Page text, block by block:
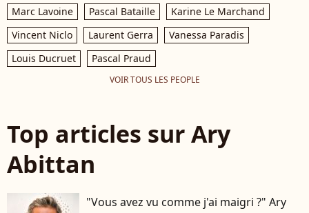
Marc Lavoine Pascal Bataille
Karine Le Marchand
Vincent Niclo
Laurent Gerra
Vanessa Paradis
Louis Ducruet
Pascal Praud
VOIR TOUS LES PEOPLE
Top articles sur Ary
Abittan
"Vous avez vu comme j'ai maigri ?" Ary